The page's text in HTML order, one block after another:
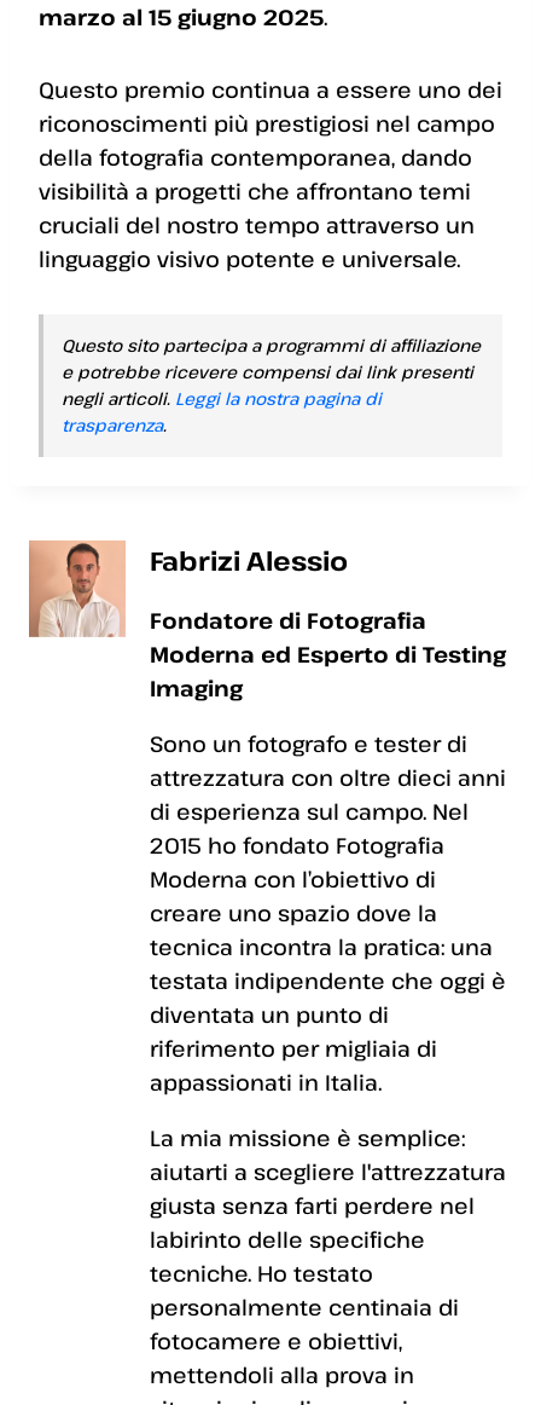
marzo al 15 giugno 2025.
Questo premio continua a essere uno dei
riconoscimenti più prestigiosi nel campo
della fotografia contemporanea, dando
visibilità a progetti che affrontano temi
cruciali del nostro tempo attraverso un
linguaggio visivo potente e universale.
Questo sito partecipa a programmi di affiliazione
e potrebbe ricevere compensi dai link presenti
negli articoli. Leggi la nostra pagina di
trasparenza.
Fabrizi Alessio
Fondatore di Fotografia
Moderna ed Esperto di Testing
Imaging
Sono un fotografo e tester di
attrezzatura con oltre dieci anni
di esperienza sul campo. Nel
2015 ho fondato Fotografia
Moderna con l’obiettivo di
creare uno spazio dove la
tecnica incontra la pratica: una
testata indipendente che oggi è
diventata un punto di
riferimento per migliaia di
appassionati in Italia.
La mia missione è semplice:
aiutarti a scegliere l'attrezzatura
giusta senza farti perdere nel
labirinto delle specifiche
tecniche. Ho testato
personalmente centinaia di
fotocamere e obiettivi,
mettendoli alla prova in